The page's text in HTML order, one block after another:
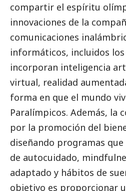
compartir el espíritu
innovaciones de la
comunicaciones
informáticos, incluidos
incorporan inteligencia
virtual, realidad
forma en que el mundo
Paralímpicos. Además, la
por la promoción del
diseñando programas
de autocuidado,
adaptado y hábitos de
objetivo es proporcionar